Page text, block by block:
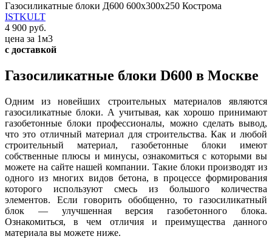
Газосиликатные блоки Д600 600х300х250 Кострома
ISTKULT
4 900 руб.
цена за 1м3
с доставкой
Газосиликатные блоки D600 в Москве
Одним из новейших строительных материалов являются
газосиликатные блоки. А учитывая, как хорошо принимают
газобетонные блоки профессионалы, можно сделать вывод,
что это отличный материал для строительства. Как и любой
строительный материал, газобетонные блоки имеют
собственные плюсы и минусы, ознакомиться с которыми вы
можете на сайте нашей компании. Такие блоки производят из
одного из многих видов бетона, в процессе формирования
которого используют смесь из большого количества
элементов. Если говорить обобщенно, то газосиликатный
блок — улучшенная версия газобетонного блока.
Ознакомиться, в чем отличия и преимущества данного
материала вы можете ниже.